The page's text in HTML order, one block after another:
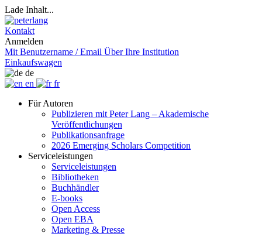
Lade Inhalt...
Kontakt
Anmelden
Mit Benutzername / Email Über Ihre Institution
Einkaufswagen
de
en
fr
Für Autoren
Publizieren mit Peter Lang – Akademische
Veröffentlichungen
Publikationsanfrage
2026 Emerging Scholars Competition
Serviceleistungen
Serviceleistungen
Bibliotheken
Buchhändler
E-books
Open Access
Open EBA
Marketing & Presse